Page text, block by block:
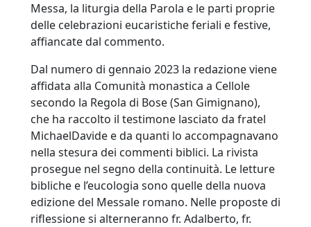
Messa, la liturgia della Parola e le parti proprie
delle celebrazioni eucaristiche feriali e festive,
affiancate dal commento.
Dal numero di gennaio 2023 la redazione viene
affidata alla Comunità monastica a Cellole
secondo la Regola di Bose (San Gimignano),
che ha raccolto il testimone lasciato da fratel
MichaelDavide e da quanti lo accompagnavano
nella stesura dei commenti biblici. La rivista
prosegue nel segno della continuità. Le letture
bibliche e l’eucologia sono quelle della nuova
edizione del Messale romano. Nelle proposte di
riflessione si alterneranno fr. Adalberto, fr.